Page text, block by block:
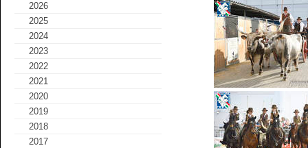
2026
2025
2024
2023
2022
2021
2020
2019
2018
2017